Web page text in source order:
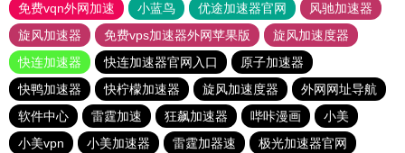
免费vqn外网加速
小蓝鸟 优途加速器官网
风驰加速器
旋风加速器
免费vps加速器外网苹果版
旋风加速度器
快连加速器
快连加速器官网入口
原子加速器
快鸭加速器
快柠檬加速器 旋风加速度器
外网网址导航
软件中心
雷霆加速 狂飙加速器 哔咔漫画
小美
小美vpn
小美加速器 雷霆加器速
极光加速器官网